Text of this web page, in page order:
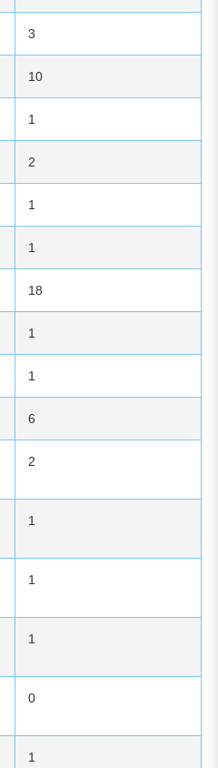
3
10
1
2
1
1
18
1
1
6
2
1
1
1
0
1